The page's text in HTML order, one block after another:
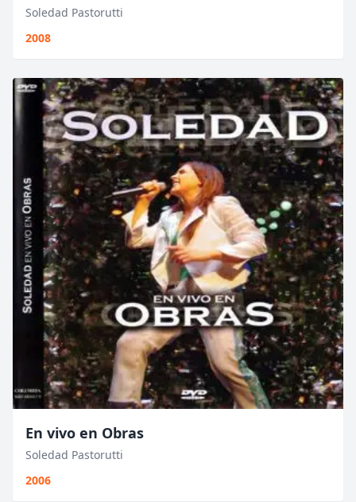
Soledad Pastorutti
2008
En vivo en Obras
Soledad Pastorutti
2006